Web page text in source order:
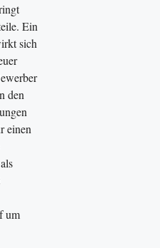
Ein
sich
den
einen
um